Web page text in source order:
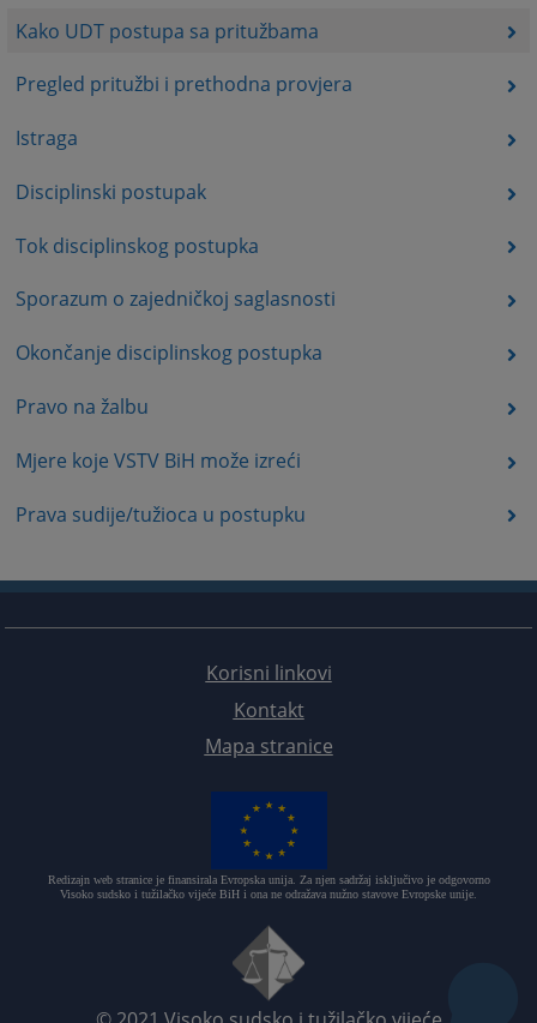
Kako UDT postupa sa pritužbama
Pregled pritužbi i prethodna provjera
Istraga
Disciplinski postupak
Tok disciplinskog postupka
Sporazum o zajedničkoj saglasnosti
Okončanje disciplinskog postupka
Pravo na žalbu
Mjere koje VSTV BiH može izreći
Prava sudije/tužioca u postupku
Korisni linkovi
Kontakt
Mapa stranice
Redizajn web stranice je finansirala Evropska unija. Za njen sadržaj isključivo je odgovorno
Visoko sudsko i tužilačko vijeće BiH i ona ne odražava nužno stavove Evropske unije.